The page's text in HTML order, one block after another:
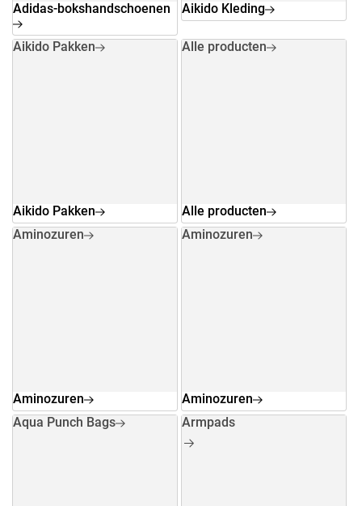
Adidas-bokshandschoenen Aikido Kleding
Aikido Pakken
Aikido Pakken
Alle producten
Alle producten
Aminozuren
Aminozuren
Aminozuren
Aminozuren
Aqua Punch Bags
Armpads